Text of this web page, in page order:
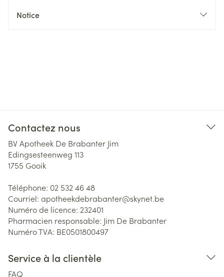
Notice
Contactez nous
BV Apotheek De Brabanter Jim
Edingsesteenweg 113
1755 Gooik
Téléphone: 02 532 46 48
Courriel: apotheekdebrabanter@skynet.be
Numéro de licence: 232401
Pharmacien responsable: Jim De Brabanter
Numéro TVA: BE0501800497
Service à la clientèle
FAQ